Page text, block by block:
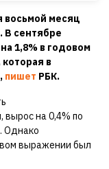
восьмой месяц
В сентябре
1,8% в годовом
в
пишет РБК.
вырос на 0,4% по
Однако
выражении был